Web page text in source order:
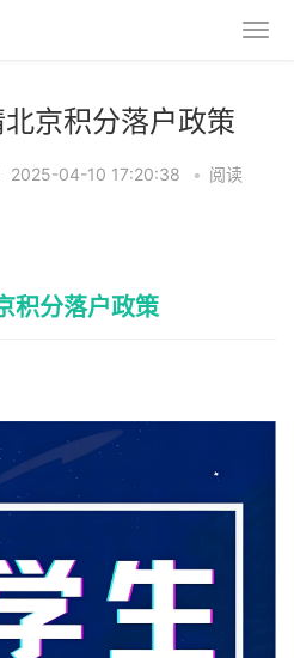
京积分落户政策
2025-04-10 17:20:38 • 阅读
积分落户政策